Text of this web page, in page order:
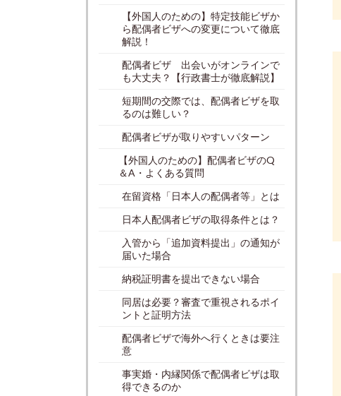
【外国人のための】特定技能ビザか
ら配偶者ビザへの変更について徹底
解説！
配偶者ビザ 出会いがオンラインで
も大丈夫？【行政書士が徹底解説】
短期間の交際では、配偶者ビザを取
るのは難しい？
配偶者ビザが取りやすいパターン
【外国人のための】配偶者ビザのQ
＆A・よくある質問
在留資格「日本人の配偶者等」とは
日本人配偶者ビザの取得条件とは？
入管から「追加資料提出」の通知が
届いた場合
納税証明書を提出できない場合
同居は必要？審査で重視されるポイ
ントと証明方法
配偶者ビザで海外へ行くときは要注
意
事実婚・内縁関係で配偶者ビザは取
得できるのか